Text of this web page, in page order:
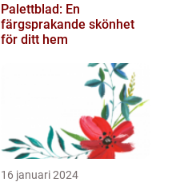
Palettblad: En
färgsprakande skönhet
för ditt hem
16 januari 2024